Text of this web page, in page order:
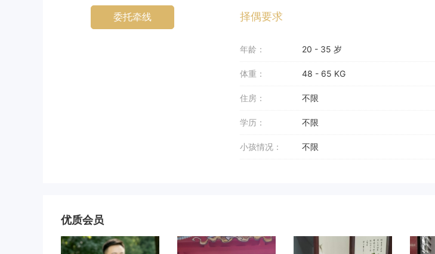
委托牵线 择偶要求
年龄： 20 - 35 岁
体重： 48 - 65 KG
住房： 不限
学历： 不限
小孩情况： 不限
优质会员